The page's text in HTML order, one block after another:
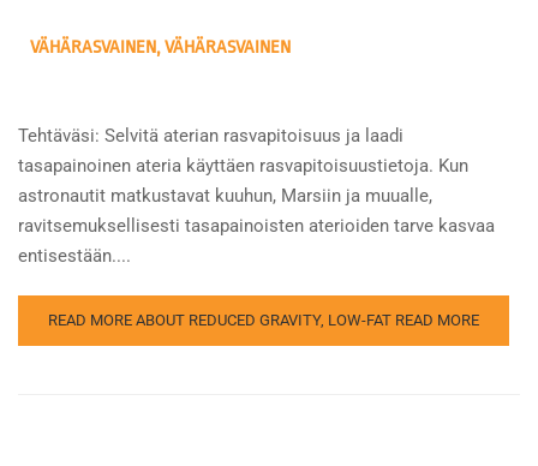
VÄHÄRASVAINEN, VÄHÄRASVAINEN
Tehtäväsi: Selvitä aterian rasvapitoisuus ja laadi
tasapainoinen ateria käyttäen rasvapitoisuustietoja. Kun
astronautit matkustavat kuuhun, Marsiin ja muualle,
ravitsemuksellisesti tasapainoisten aterioiden tarve kasvaa
entisestään....
READ MORE ABOUT REDUCED GRAVITY, LOW-FAT READ MORE